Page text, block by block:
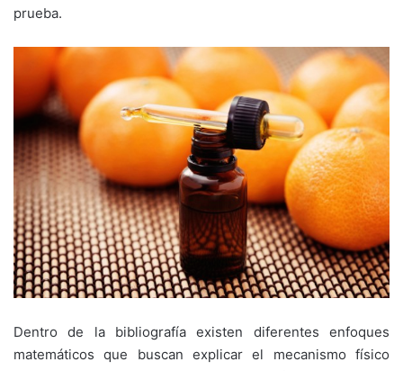
prueba.
Dentro de la bibliografía existen diferentes enfoques
matemáticos que buscan explicar el mecanismo físico